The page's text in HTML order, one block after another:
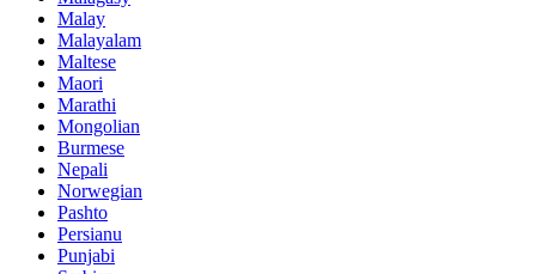
Malay
Malayalam
Maltese
Maori
Marathi
Mongolian
Burmese
Nepali
Norwegian
Pashto
Persianu
Punjabi